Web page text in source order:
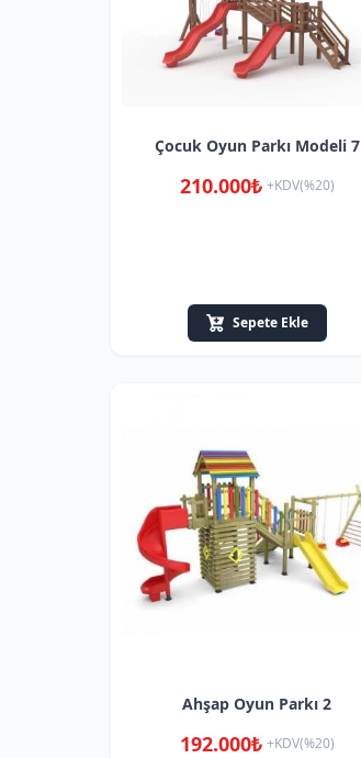
Çocuk Oyun Parkı Modeli 7
210.000₺ +KDV(%20)
Sepete Ekle
Ahşap Oyun Parkı 2
192.000₺ +KDV(%20)